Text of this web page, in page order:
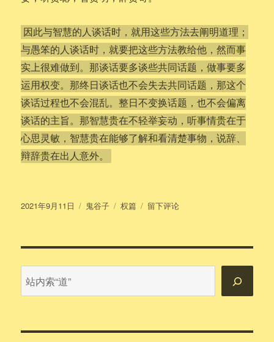
因此与智慧的人谈话时，就用这些方法去阐明道理；
与愚笨的人谈话时，就要把这些方法教给他，然而事
实上很难做到。那谈话要多谈些共同话题，做事要多
运用权变。那终日谈话也不会失去共同话题，那这个
谈话过程也不会混乱。整日不变换话题，也不会偏离
谈话的主旨。那智慧贵在不轻举妄动，听事情贵在于
心思灵敏，智慧贵在能够了解和看清楚事物，说辞、
辩辞贵在出人意外。
发
2021年9月11日
分
鬼谷子
标
权篇
于
子-
篇
留下评论
内